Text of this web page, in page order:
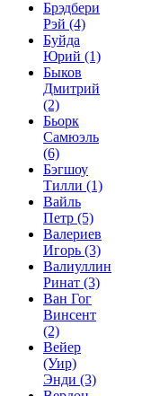
Брэдбери
Рэй (4)
Буйда
Юрий (1)
Быков
Дмитрий
(2)
Бьорк
Самюэль
(6)
Бэгшоу
Тилли (1)
Вайль
Петр (5)
Валериев
Игорь (3)
Валиуллин
Ринат (3)
Ван Гог
Винсент
(2)
Вейер
(Уир)
Энди (3)